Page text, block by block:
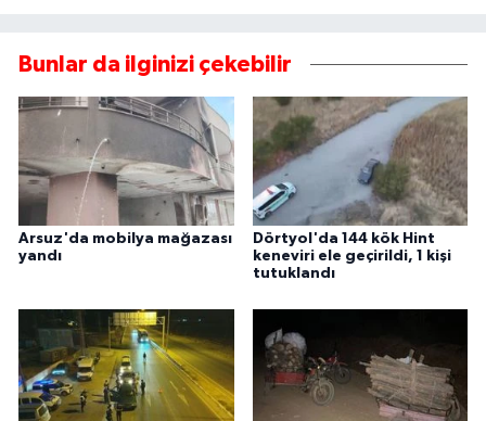
Bunlar da ilginizi çekebilir
Arsuz'da mobilya mağazası
yandı
Dörtyol'da 144 kök Hint
keneviri ele geçirildi, 1 kişi
tutuklandı